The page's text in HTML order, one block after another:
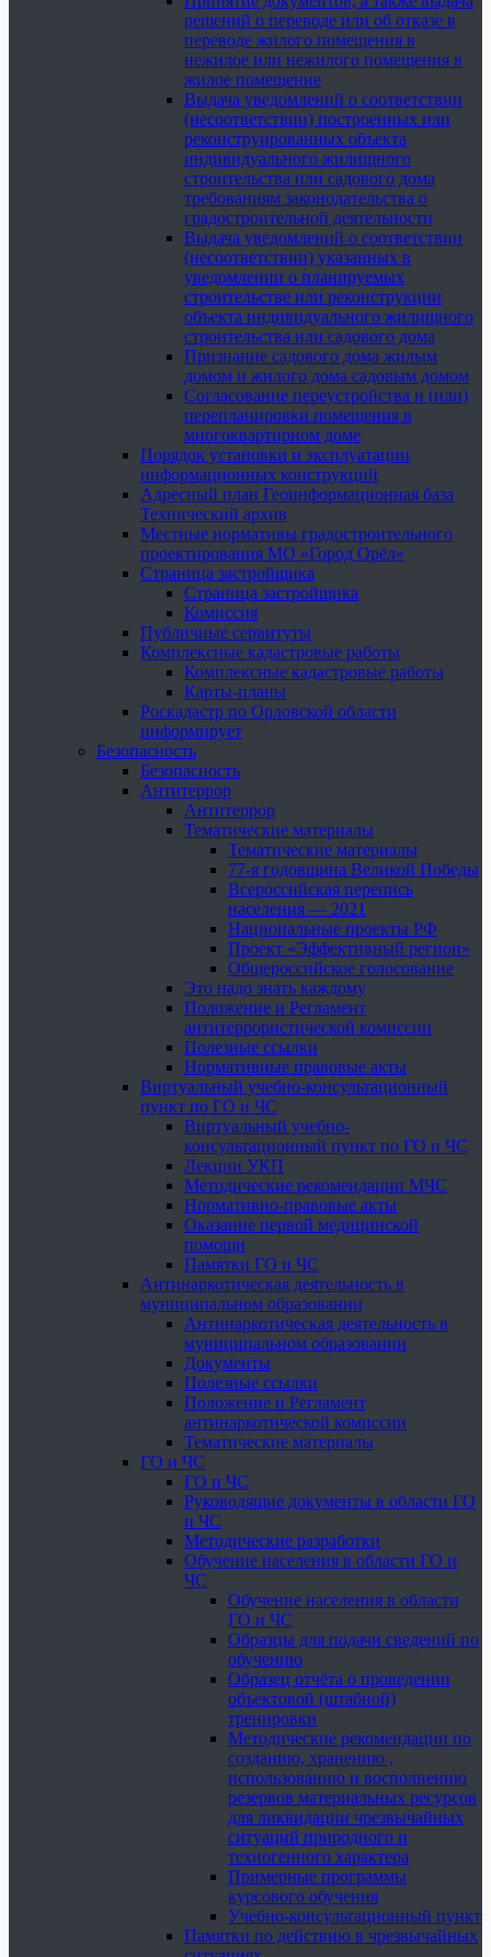
решений о переводе или об отказе в
переводе жилого помещения в
нежилое или нежилого помещения в
жилое помещение
Выдача уведомлений о соответствии
(несоответствии) построенных или
реконструированных объекта
индивидуального жилищного
строительства или садового дома
требованиям законодательства о
градостроительной деятельности
Выдача уведомлений о соответствии
(несоответствии) указанных в
уведомлении о планируемых
строительстве или реконструкции
объекта индивидуального жилищного
строительства или садового дома
Признание садового дома жилым
домом и жилого дома садовым домом
Согласование переустройства и (или)
перепланировки помещения в
многоквартирном доме
Порядок установки и эксплуатации
информационных конструкций
Адресный план Геоинформационная база
Технический архив
Местные нормативы градостроительного
проектирования МО «Город Орёл»
Страница застройщика
Страница застройщика
Комиссия
Публичные сервитуты
Комплексные кадастровые работы
Комплексные кадастровые работы
Карты-планы
Роскадастр по Орловской области
информирует
Безопасность
Безопасность
Антитеррор
Антитеррор
Тематические материалы
Тематические материалы
77-я годовщина Великой Победы
Всероссийская перепись
населения — 2021
Национальные проекты РФ
Проект «Эффективный регион»
Общероссийское голосование
Это надо знать каждому
Положение и Регламент
антитеррористической комиссии
Полезные ссылки
Нормативные правовые акты
Виртуальный учебно-консультационный
пункт по ГО и ЧС
Виртуальный учебно-
консультационный пункт по ГО и ЧС
Лекции УКП
Методические рекомендации МЧС
Нормативно-правовые акты
Оказание первой медицинской
помощи
Памятки ГО и ЧС
Антинаркотическая деятельность в
муниципальном образовании
Антинаркотическая деятельность в
муниципальном образовании
Документы
Полезные ссылки
Положение и Регламент
антинаркотической комиссии
Тематические материалы
ГО и ЧС
ГО и ЧС
Руководящие документы в области ГО
и ЧС
Методические разработки
Обучение населения в области ГО и
ЧС
Обучение населения в области
ГО и ЧС
Образцы для подачи сведений по
обучению
Образец отчёта о проведении
объектовой (штабной)
тренировки
Методические рекомендации по
созданию, хранению ,
использованию и восполнению
резервов материальных ресурсов
для ликвидации чрезвычайных
ситуаций природного и
техногенного характера
Примерные программы
курсового обучения
Учебно-консультационный пункт
Памятки по действию в чрезвычайных